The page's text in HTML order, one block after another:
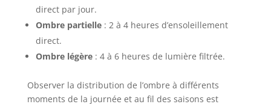
direct par jour.
Ombre partielle: 2 à 4 heures d’ensoleillement
direct.
Ombre légère: 4 à 6 heures de lumière filtrée.
Observer la distribution de l’ombre à différents
moments de la journée et au fil des saisons est